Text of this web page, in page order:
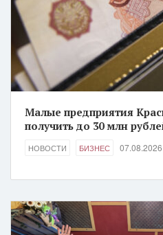
Малые предприятия
получить до 30 млн
НОВОСТИ БИЗНЕС 07.08.2026